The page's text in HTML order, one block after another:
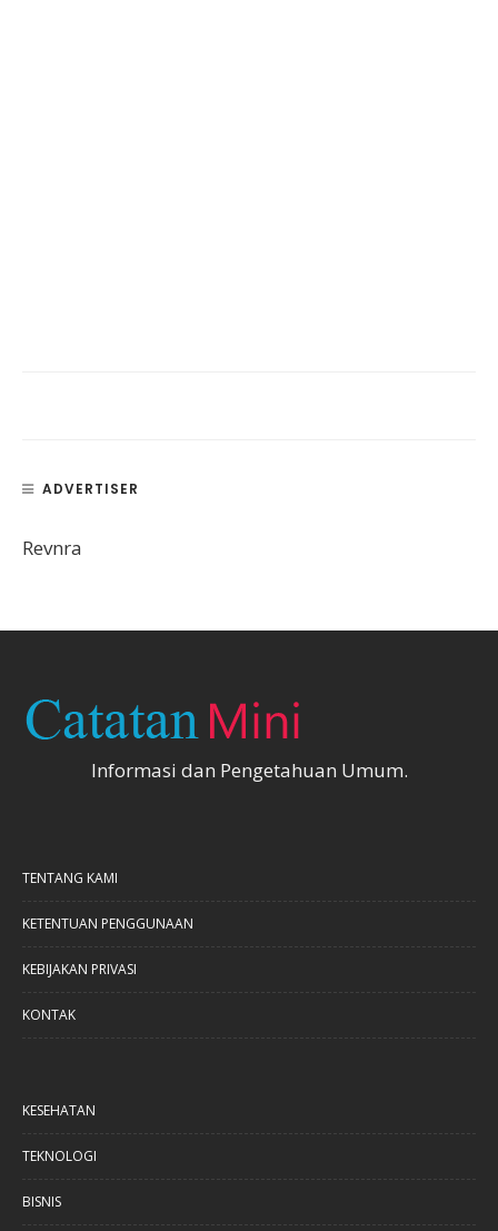
ADVERTISER
Revnra
Informasi dan Pengetahuan Umum.
TENTANG KAMI
KETENTUAN PENGGUNAAN
KEBIJAKAN PRIVASI
KONTAK
KESEHATAN
TEKNOLOGI
BISNIS